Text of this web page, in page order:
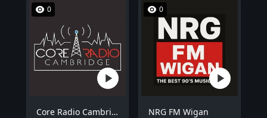
0
Core Radio Cambridge
0
NRG FM Wigan